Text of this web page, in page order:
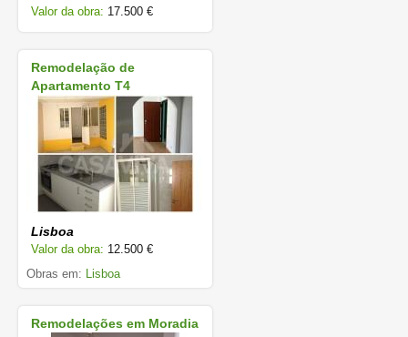
Valor da obra: 17.500 €
Remodelação de
Apartamento T4
Lisboa
Valor da obra: 12.500 €
Obras em: Lisboa
Remodelações em Moradia